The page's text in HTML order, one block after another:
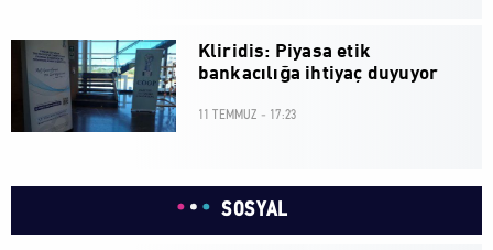
Kliridis: Piyasa etik
bankacılığa ihtiyaç duyuyor
11 TEMMUZ - 17:23
SOSYAL